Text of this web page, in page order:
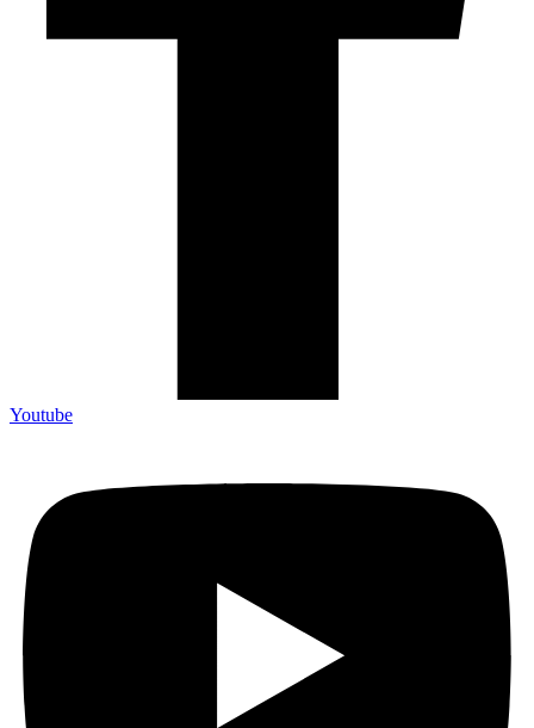
Youtube